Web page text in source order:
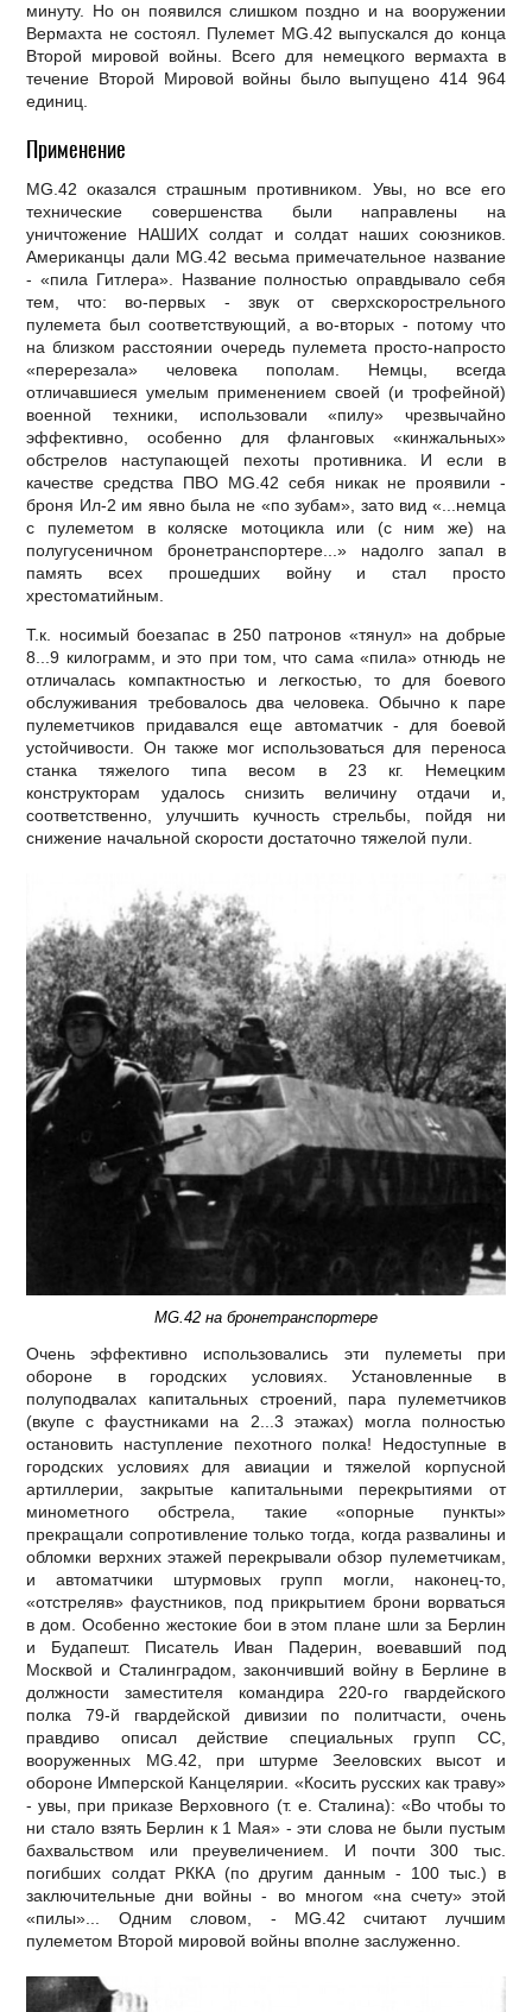
минуту. Но он появился слишком поздно и на вооружении
Вермахта не состоял. Пулемет МG.42 выпускался до конца
Второй мировой войны. Всего для немецкого вермахта в
течение Второй Мировой войны было выпущено 414 964
единиц.
Применение
МG.42 оказался страшным противником. Увы, но все его
технические совершенства были направлены на
уничтожение НАШИХ солдат и солдат наших союзников.
Американцы дали МG.42 весьма примечательное название
- «пила Гитлера». Название полностью оправдывало себя
тем, что: во-первых - звук от сверхскорострельного
пулемета был соответствующий, а во-вторых - потому что
на близком расстоянии очередь пулемета просто-напросто
«перерезала» человека пополам. Немцы, всегда
отличавшиеся умелым применением своей (и трофейной)
военной техники, использовали «пилу» чрезвычайно
эффективно, особенно для фланговых «кинжальных»
обстрелов наступающей пехоты противника. И если в
качестве средства ПВО МG.42 себя никак не проявили -
броня Ил-2 им явно была не «по зубам», зато вид «...немца
с пулеметом в коляске мотоцикла или (с ним же) на
полугусеничном бронетранспортере...» надолго запал в
память всех прошедших войну и стал просто
хрестоматийным.
Т.к. носимый боезапас в 250 патронов «тянул» на добрые
8...9 килограмм, и это при том, что сама «пила» отнюдь не
отличалась компактностью и легкостью, то для боевого
обслуживания требовалось два человека. Обычно к паре
пулеметчиков придавался еще автоматчик - для боевой
устойчивости. Он также мог использоваться для переноса
станка тяжелого типа весом в 23 кг. Немецким
конструкторам удалось снизить величину отдачи и,
соответственно, улучшить кучность стрельбы, пойдя ни
снижение начальной скорости достаточно тяжелой пули.
MG.42 на бронетранспортере
Очень эффективно использовались эти пулеметы при
обороне в городских условиях. Установленные в
полуподвалах капитальных строений, пара пулеметчиков
(вкупе с фаустниками на 2...3 этажах) могла полностью
остановить наступление пехотного полка! Недоступные в
городских условиях для авиации и тяжелой корпусной
артиллерии, закрытые капитальными перекрытиями от
минометного обстрела, такие «опорные пункты»
прекращали сопротивление только тогда, когда развалины и
обломки верхних этажей перекрывали обзор пулеметчикам,
и автоматчики штурмовых групп могли, наконец-то,
«отстреляв» фаустников, под прикрытием брони ворваться
в дом. Особенно жестокие бои в этом плане шли за Берлин
и Будапешт. Писатель Иван Падерин, воевавший под
Москвой и Сталинградом, закончивший войну в Берлине в
должности заместителя командира 220-го гвардейского
полка 79-й гвардейской дивизии по политчасти, очень
правдиво описал действие специальных групп СС,
вооруженных МG.42, при штурме Зееловских высот и
обороне Имперской Канцелярии. «Косить русских как траву»
- увы, при приказе Верховного (т. е. Сталина): «Во чтобы то
ни стало взять Берлин к 1 Мая» - эти слова не были пустым
бахвальством или преувеличением. И почти 300 тыс.
погибших солдат РККА (по другим данным - 100 тыс.) в
заключительные дни войны - во многом «на счету» этой
«пилы»... Одним словом, - МG.42 считают лучшим
пулеметом Второй мировой войны вполне заслуженно.